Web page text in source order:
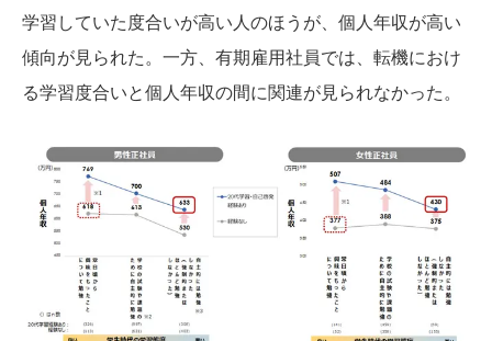
学習していた度合いが高い人のほうが、個人年収が高い
傾向が見られた。一方、有期雇用社員では、転機におけ
る学習度合いと個人年収の間に関連が見られなかった。